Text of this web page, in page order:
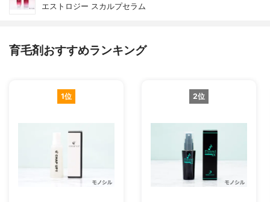
エストロジー スカルプセラム
育毛剤おすすめランキング
1位 2位